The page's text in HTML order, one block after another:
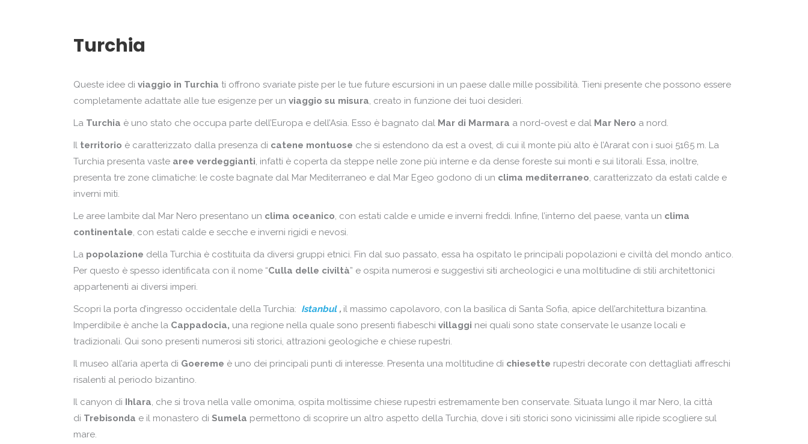
Polonia
Repubblica Ceca
Romania
Spagna
Scozia
Spagna
Turchia
Turchia
Queste idee di viaggio in Turchia ti offrono svariate piste per le tue future escursioni in un paese dalle mille possibilità. Tieni presente che possono essere
completamente adattate alle tue esigenze per un viaggio su misura, creato in funzione dei tuoi desideri.
La Turchia è uno stato che occupa parte dell’Europa e dell’Asia. Esso è bagnato dal Mar di Marmara a nord-ovest e dal Mar Nero a nord.
Il territorio è caratterizzato dalla presenza di catene montuose che si estendono da est a ovest, di cui il monte più alto è l’Ararat con i suoi 5165 m. La
Turchia presenta vaste aree verdeggianti, infatti è coperta da steppe nelle zone più interne e da dense foreste sui monti e sui litorali. Essa, inoltre,
presenta tre zone climatiche: le coste bagnate dal Mar Mediterraneo e dal Mar Egeo godono di un clima mediterraneo, caratterizzato da estati calde e
inverni miti.
Le aree lambite dal Mar Nero presentano un clima oceanico, con estati calde e umide e inverni freddi. Infine, l’interno del paese, vanta un clima
continentale, con estati calde e secche e inverni rigidi e nevosi.
La popolazione della Turchia è costituita da diversi gruppi etnici. Fin dal suo passato, essa ha ospitato le principali popolazioni e civiltà del mondo antico.
Per questo è spesso identificata con il nome “Culla delle civiltà” e ospita numerosi e suggestivi siti archeologici e una moltitudine di stili architettonici
appartenenti ai diversi imperi.
Scopri la porta d’ingresso occidentale della Turchia: Istanbul, il massimo capolavoro, con la basilica di Santa Sofia, apice dell’architettura bizantina.
Imperdibile è anche la Cappadocia, una regione nella quale sono presenti fiabeschi villaggi nei quali sono state conservate le usanze locali e
tradizionali. Qui sono presenti numerosi siti storici, attrazioni geologiche e chiese rupestri.
Il museo all’aria aperta di Goereme è uno dei principali punti di interesse. Presenta una moltitudine di chiesette rupestri decorate con dettagliati affreschi
risalenti al periodo bizantino.
Il canyon di Ihlara, che si trova nella valle omonima, ospita moltissime chiese rupestri estremamente ben conservate. Situata lungo il mar Nero, la città
di Trebisonda e il monastero di Sumela permettono di scoprire un altro aspetto della Turchia, dove i siti storici sono vicinissimi alle ripide scogliere sul
mare.